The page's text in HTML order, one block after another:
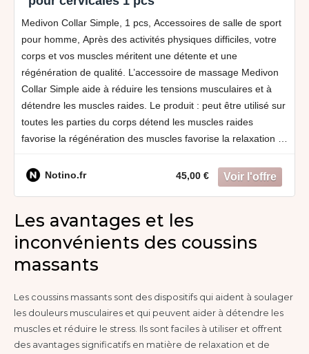
Medivon Collar Simple, 1 pcs, Accessoires de salle de sport
pour homme, Après des activités physiques difficiles, votre
corps et vos muscles méritent une détente et une
régénération de qualité. L’accessoire de massage Medivon
Collar Simple aide à réduire les tensions musculaires et à
détendre les muscles raides. Le produit : peut être utilisé sur
toutes les parties du corps détend les muscles raides
favorise la régénération des muscles favorise la relaxation et
Notino.fr
45,00 €
Les avantages et les
inconvénients des coussins
massants
Les coussins massants sont des dispositifs qui aident à soulager
les douleurs musculaires et qui peuvent aider à détendre les
muscles et réduire le stress. Ils sont faciles à utiliser et offrent
des avantages significatifs en matière de relaxation et de